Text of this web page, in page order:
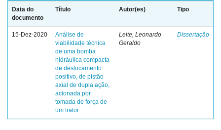
Data do
documento
Título Autor(es) Tipo
15-Dez-2020
Análise de
viabilidade técnica
de uma bomba
hidráulica compacta
de deslocamento
positivo, de pistão
axial de dupla ação,
acionada por
tomada de força de
um trator
Leite, Leonardo
Geraldo
Dissertação